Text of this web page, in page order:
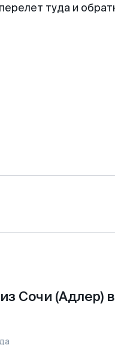
туда и
Сочи (Адлер)